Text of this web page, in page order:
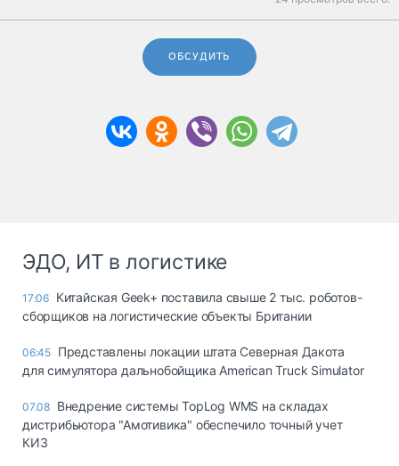
ОБСУДИТЬ
ЭДО, ИТ в логистике
17:06 Китайская Geek+ поставила свыше 2 тыс. роботов-
сборщиков на логистические объекты Британии
06:45 Представлены локации штата Северная Дакота
для симулятора дальнобойщика American Truck Simulator
07.08 Внедрение системы TopLog WMS на складах
дистрибьютора "Амотивика" обеспечило точный учет
КИЗ